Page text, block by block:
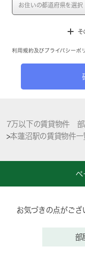
そ
利用規約 及び プライバシーポ
7万以下の賃貸物件 部
>本蓮沼駅の賃貸物件一
ペ
お気づきの点がござ
部